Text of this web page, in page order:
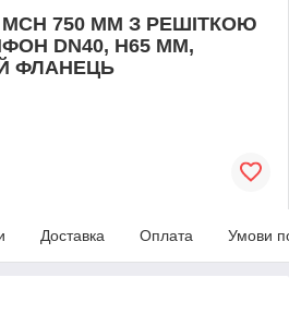
750 ММ З РЕШІТКОЮ
DN40, H65 ММ,
ФЛАНЕЦЬ
Доставка Оплата Умови